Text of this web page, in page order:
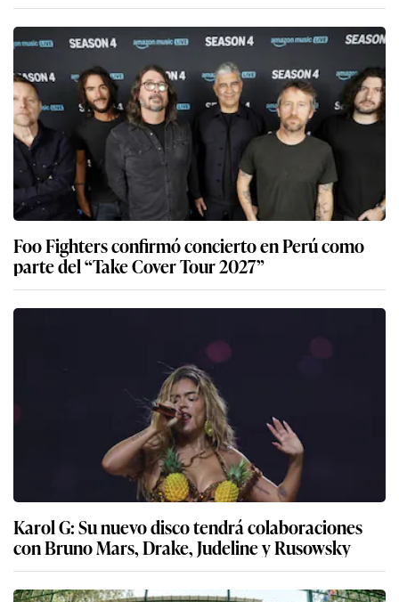
Foo Fighters confirmó concierto en Perú como
parte del “Take Cover Tour 2027”
Karol G: Su nuevo disco tendrá colaboraciones
con Bruno Mars, Drake, Judeline y Rusowsky